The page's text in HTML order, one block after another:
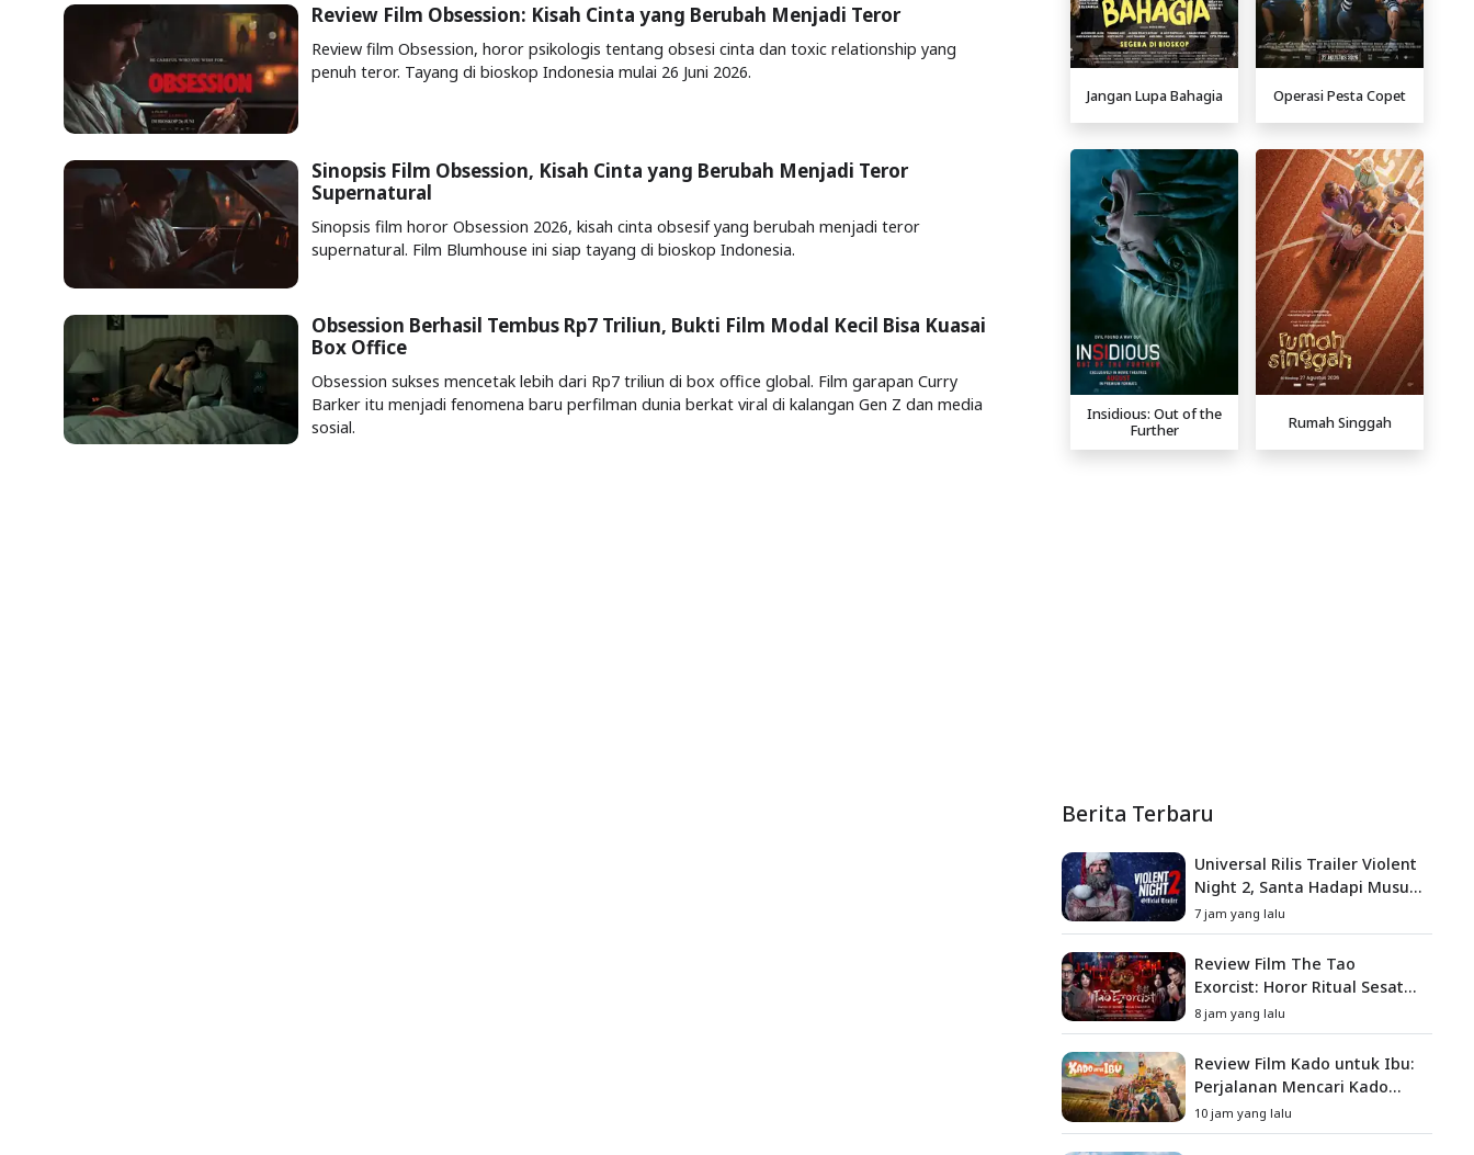
Review Film Obsession: Kisah Cinta yang Berubah Menjadi Teror
Review film Obsession, horor psikologis tentang obsesi cinta dan toxic relationship yang
penuh teror. Tayang di bioskop Indonesia mulai 26 Juni 2026.
Sinopsis Film Obsession, Kisah Cinta yang Berubah Menjadi Teror
Supernatural
Sinopsis film horor Obsession 2026, kisah cinta obsesif yang berubah menjadi teror
supernatural. Film Blumhouse ini siap tayang di bioskop Indonesia.
Obsession Berhasil Tembus Rp7 Triliun, Bukti Film Modal Kecil Bisa Kuasai
Box Office
Obsession sukses mencetak lebih dari Rp7 triliun di box office global. Film garapan Curry
Barker itu menjadi fenomena baru perfilman dunia berkat viral di kalangan Gen Z dan media
sosial.
Jangan Lupa Bahagia Operasi Pesta Copet
Insidious: Out of the
Further
Rumah Singgah
Berita Terbaru
Universal Rilis Trailer Violent
Night 2, Santa Hadapi Musuh
Baru
7 jam yang lalu
Review Film The Tao
Exorcist: Horor Ritual Sesat
Taiwan yang Penuh Misteri
dan Teror Psikologis
8 jam yang lalu
Review Film Kado untuk Ibu:
Perjalanan Mencari Kado
yang Mengajarkan Arti
Keluarga
10 jam yang lalu